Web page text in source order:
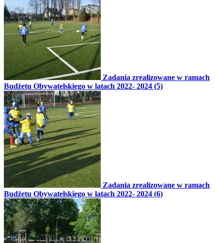
Zadania zrealizowane w ramach
Budżetu Obywatelskiego w latach 2022- 2024 (5)
Zadania zrealizowane w ramach
Budżetu Obywatelskiego w latach 2022- 2024 (6)